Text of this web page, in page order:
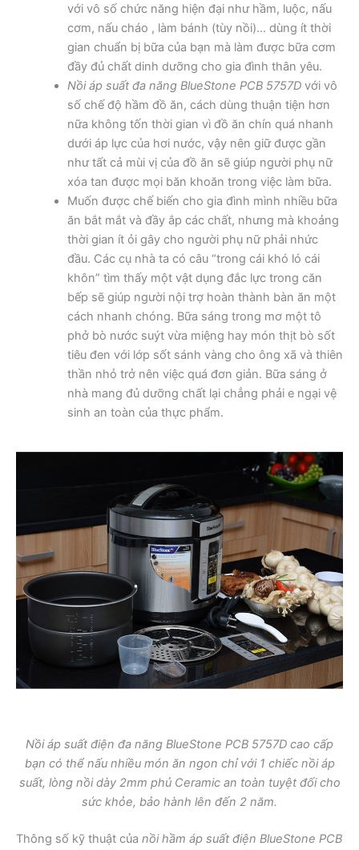
với vô số chức năng hiện đại như hầm, luộc, nấu
cơm, nấu cháo , làm bánh (tùy nồi)… dùng ít thời
gian chuẩn bị bữa của bạn mà làm được bữa cơm
đầy đủ chất dinh dưỡng cho gia đình thân yêu.
Nồi áp suất đa năng BlueStone PCB 5757Dvới vô
số chế độ hầm đồ ăn, cách dùng thuận tiện hơn
nữa không tốn thời gian vì đồ ăn chín quá nhanh
dưới áp lực của hơi nước, vậy nên giữ được gần
như tất cả mùi vị của đồ ăn sẽ giúp người phụ nữ
xóa tan được mọi băn khoăn trong việc làm bữa.
Muốn được chế biến cho gia đình mình nhiều bữa
ăn bắt mắt và đầy ắp các chất, nhưng mà khoảng
thời gian ít ỏi gây cho người phụ nữ phải nhức
đầu. Các cụ nhà ta có câu “trong cái khó ló cái
khôn” tìm thấy một vật dụng đắc lực trong căn
bếp sẽ giúp người nội trợ hoàn thành bàn ăn một
cách nhanh chóng. Bữa sáng trong mơ một tô
phở bò nước suýt vừa miệng hay món thịt bò sốt
tiêu đen với lớp sốt sánh vàng cho ông xã và thiên
thần nhỏ trở nên việc quá đơn giản. Bữa sáng ở
nhà mang đủ dưỡng chất lại chẳng phải e ngại vệ
sinh an toàn của thực phẩm.
Nồi áp suất điện đa năng BlueStone PCB 5757D cao cấp
bạn có thể nấu nhiều món ăn ngon chỉ với 1 chiếc nồi áp
suất, lòng nồi dày 2mm phủ Ceramic an toàn tuyệt đối cho
sức khỏe, bảo hành lên đến 2 năm.
Thông số kỹ thuật của nồi hầm áp suất điện BlueStone PCB